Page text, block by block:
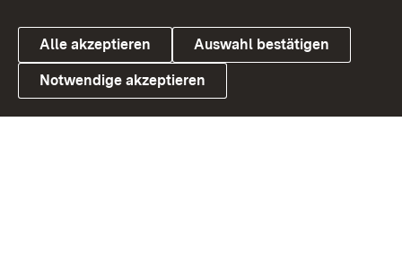
Link zum Landesportal
Alle akzeptieren Auswahl bestätigen
Notwendige akzeptieren